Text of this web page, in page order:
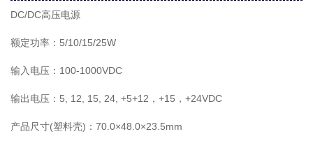
DC/DC高压电源
额定功率：5/10/15/25W
输入电压：100-1000VDC
输出电压：5, 12, 15, 24, +5+12，+15，+24VDC
产品尺寸(塑料壳)：70.0×48.0×23.5mm